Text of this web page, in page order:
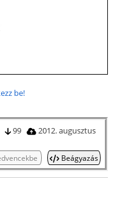
be!
99
2012. augusztus
Beágyazás